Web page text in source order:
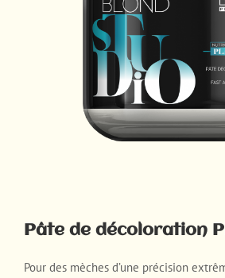
Pâte de décoloration
Pour des mèches d’une précision